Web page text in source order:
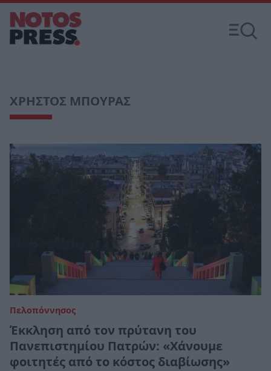
ΧΡΗΣΤΟΣ ΜΠΟΥΡΑΣ
Πελοπόννησος
Έκκληση από τον πρύτανη του
Πανεπιστημίου Πατρών: «Χάνουμε
φοιτητές από το κόστος διαβίωσης»